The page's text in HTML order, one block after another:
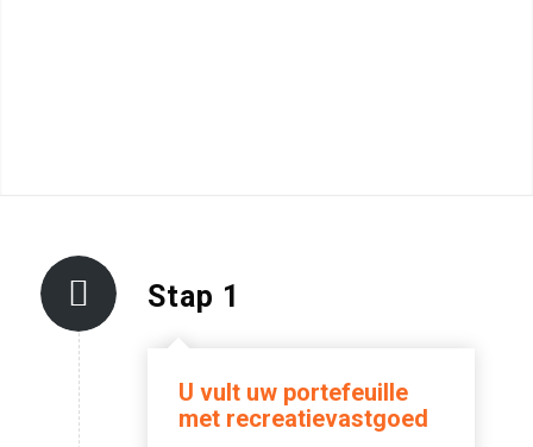
Stap 1
U vult uw portefeuille
met recreatievastgoed